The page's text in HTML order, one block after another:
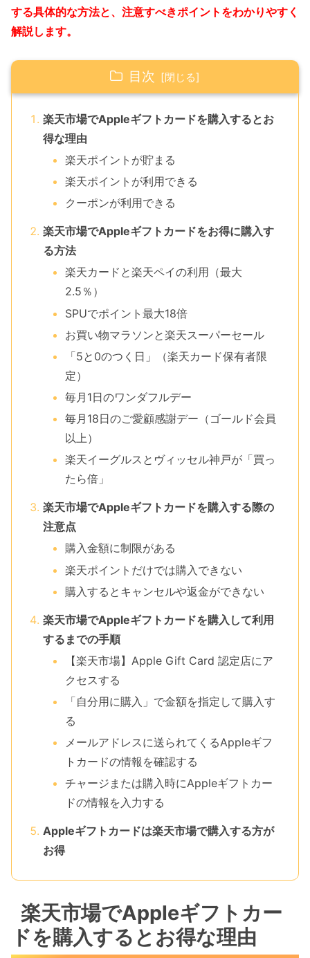
する具体的な方法と、注意すべきポイントをわかりやすく
解説します。
目次
楽天市場でAppleギフトカードを購入するとお
得な理由
楽天ポイントが貯まる
楽天ポイントが利用できる
クーポンが利用できる
楽天市場でAppleギフトカードをお得に購入す
る方法
楽天カードと楽天ペイの利用（最大
2.5％）
SPUでポイント最大18倍
お買い物マラソンと楽天スーパーセール
「5と0のつく日」（楽天カード保有者限
定）
毎月1日のワンダフルデー
毎月18日のご愛顧感謝デー（ゴールド会員
以上）
楽天イーグルスとヴィッセル神戸が「買っ
たら倍」
楽天市場でAppleギフトカードを購入する際の
注意点
購入金額に制限がある
楽天ポイントだけでは購入できない
購入するとキャンセルや返金ができない
楽天市場でAppleギフトカードを購入して利用
するまでの手順
【楽天市場】Apple Gift Card 認定店にア
クセスする
「自分用に購入」で金額を指定して購入す
る
メールアドレスに送られてくるAppleギフ
トカードの情報を確認する
チャージまたは購入時にAppleギフトカー
ドの情報を入力する
Appleギフトカードは楽天市場で購入する方が
お得
楽天市場でAppleギフトカー
ドを購入するとお得な理由